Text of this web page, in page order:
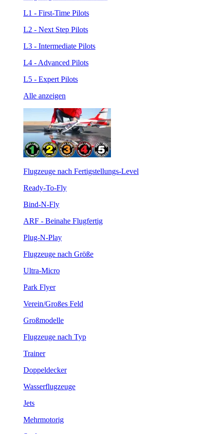
L1 - First-Time Pilots
L2 - Next Step Pilots
L3 - Intermediate Pilots
L4 - Advanced Pilots
L5 - Expert Pilots
Alle anzeigen
Flugzeuge nach Fertigstellungs-Level
Ready-To-Fly
Bind-N-Fly
ARF - Beinahe Flugfertig
Plug-N-Play
Flugzeuge nach Größe
Ultra-Micro
Park Flyer
Verein/Großes Feld
Großmodelle
Flugzeuge nach Typ
Trainer
Doppeldecker
Wasserflugzeuge
Jets
Mehrmotorig